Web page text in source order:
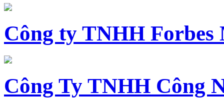
Công ty TNHH
Công Ty TNHH Công